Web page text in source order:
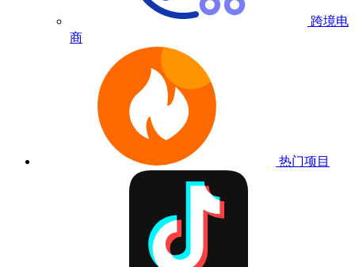
跨境电
商
热门项目